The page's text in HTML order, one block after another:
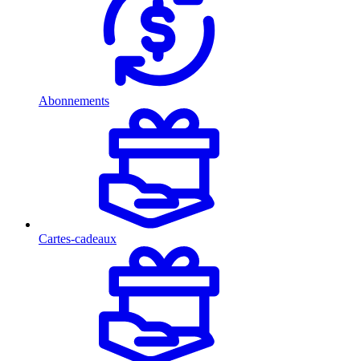
Abonnements
Cartes-cadeaux